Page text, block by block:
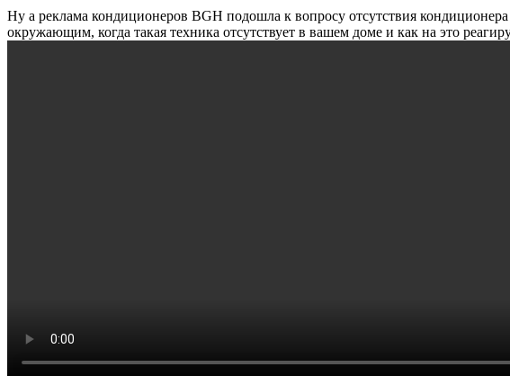
Ну а реклама кондиционеров BGH подошла к вопросу отсутствия
окружающим, когда такая техника отсутствует в вашем доме и как на это